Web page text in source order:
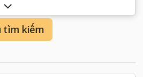
tìm kiếm